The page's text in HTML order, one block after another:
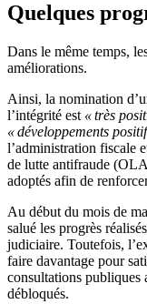
Quelques
Dans le même temps,
améliorations.
Ainsi, la nomination
l’intégrité est « très
« développements
l’administration fiscale
de lutte antifraude
adoptés afin de
Au début du mois de
salué les progrès
judiciaire. Toutefois,
faire davantage pour
consultations publiques
débloqués.